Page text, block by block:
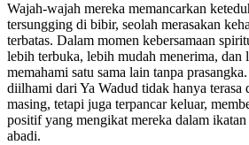
Wajah-wajah mereka memancarkan
tersungging di bibir, seolah merasakan
terbatas. Dalam momen kebersamaan
lebih terbuka, lebih mudah menerima, dan
memahami satu sama lain tanpa
diilhami dari Ya Wadud tidak hanya terasa
masing, tetapi juga terpancar keluar,
positif yang mengikat mereka dalam
abadi.